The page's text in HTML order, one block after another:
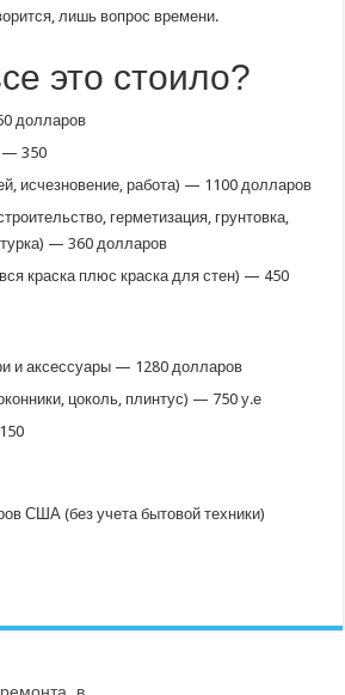
лишь вопрос времени.
это стоило?
долларов
— 350
исчезновение, работа) — 1100 долларов
герметизация, грунтовка,
— 360 долларов
краска плюс краска для стен) — 450
и аксессуары — 1280 долларов
цоколь, плинтус) — 750 у.е
США (без учета бытовой техники)